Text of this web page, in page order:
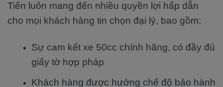
Tiến luôn mang đến nhiều quyền lợi hấp dẫn
cho mọi khách hàng tin chọn đại lý, bao gồm:
Sự cam kết xe 50cc chính hãng, có đầy đủ
giấy tờ hợp pháp
Khách hàng được hưởng chế độ bảo hành